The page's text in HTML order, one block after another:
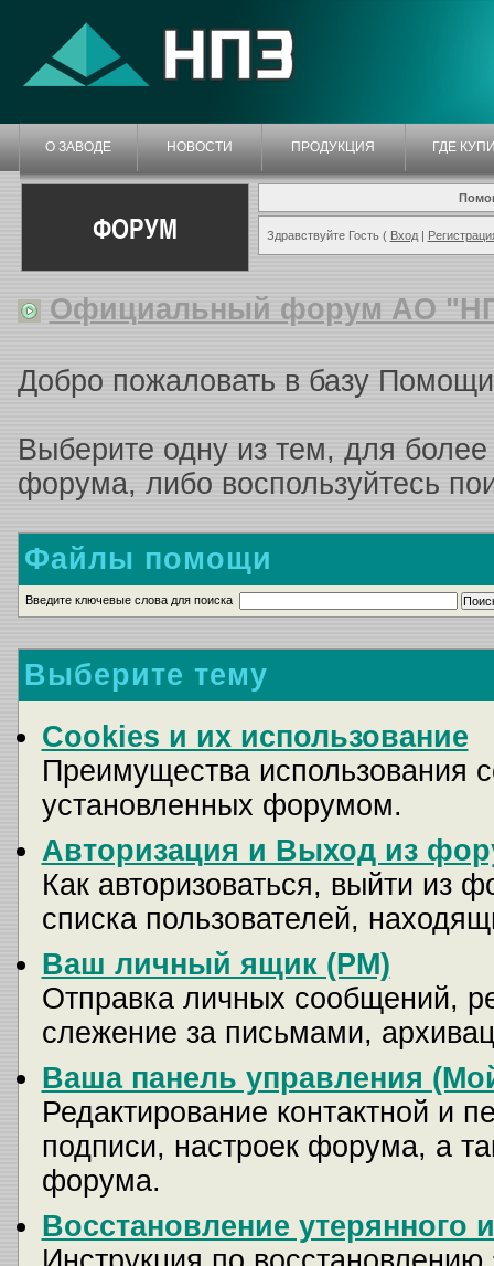
О ЗАВОДЕ НОВОСТИ ПРОДУКЦИЯ ГДЕ
ФОРУМ Здравствуйте Гость ( Вход|
Официальный форум АО
Добро пожаловать в базу
Выберите одну из тем, для
форума, либо воспользуйтесь
Файлы помощи
Введите ключевые слова для поиска
Выберите тему
Cookies и их использование
Преимущества использования
установленных форумом.
Авторизация и Выход из
Как авторизоваться, выйти из
списка пользователей,
Ваш личный ящик (PM)
Отправка личных сообщений,
слежение за письмами,
Ваша панель управления
Редактирование контактной и
подписи, настроек форума, а
форума.
Восстановление утерянного